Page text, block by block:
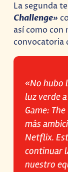
La segunda
Challenge»
así como con
convocatoria
«No hubo
luz verde
Game:
más
Netflix.
continuar
nuestro